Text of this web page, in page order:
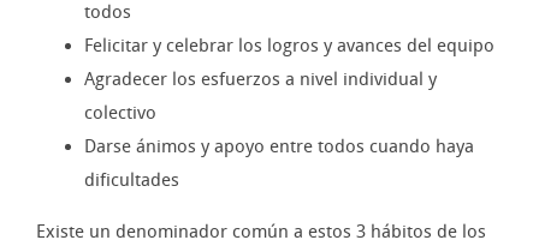
todos
Felicitar y celebrar los logros y avances del equipo
Agradecer los esfuerzos a nivel individual y
colectivo
Darse ánimos y apoyo entre todos cuando haya
dificultades
Existe un denominador común a estos 3 hábitos de los